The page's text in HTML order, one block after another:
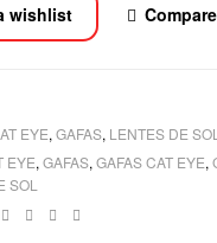
wishlist Compare
EYE,GAFAS, LENTES DE SOL
EYE,GAFAS,GAFAS CAT EYE,
SOL
LinkedinGoogle+Pinterest